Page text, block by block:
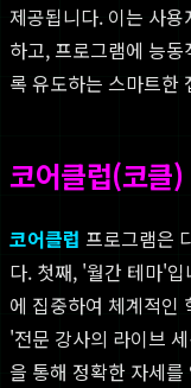
제공됩니다. 이는 사
하고, 프로그램에 능
록 유도하는 스마트한
코어클럽(코클
코어클럽 프로그램은
다. 첫째, '월간 테마'
에 집중하여 체계적인
'전문 강사의 라이브
을 통해 정확한 자세